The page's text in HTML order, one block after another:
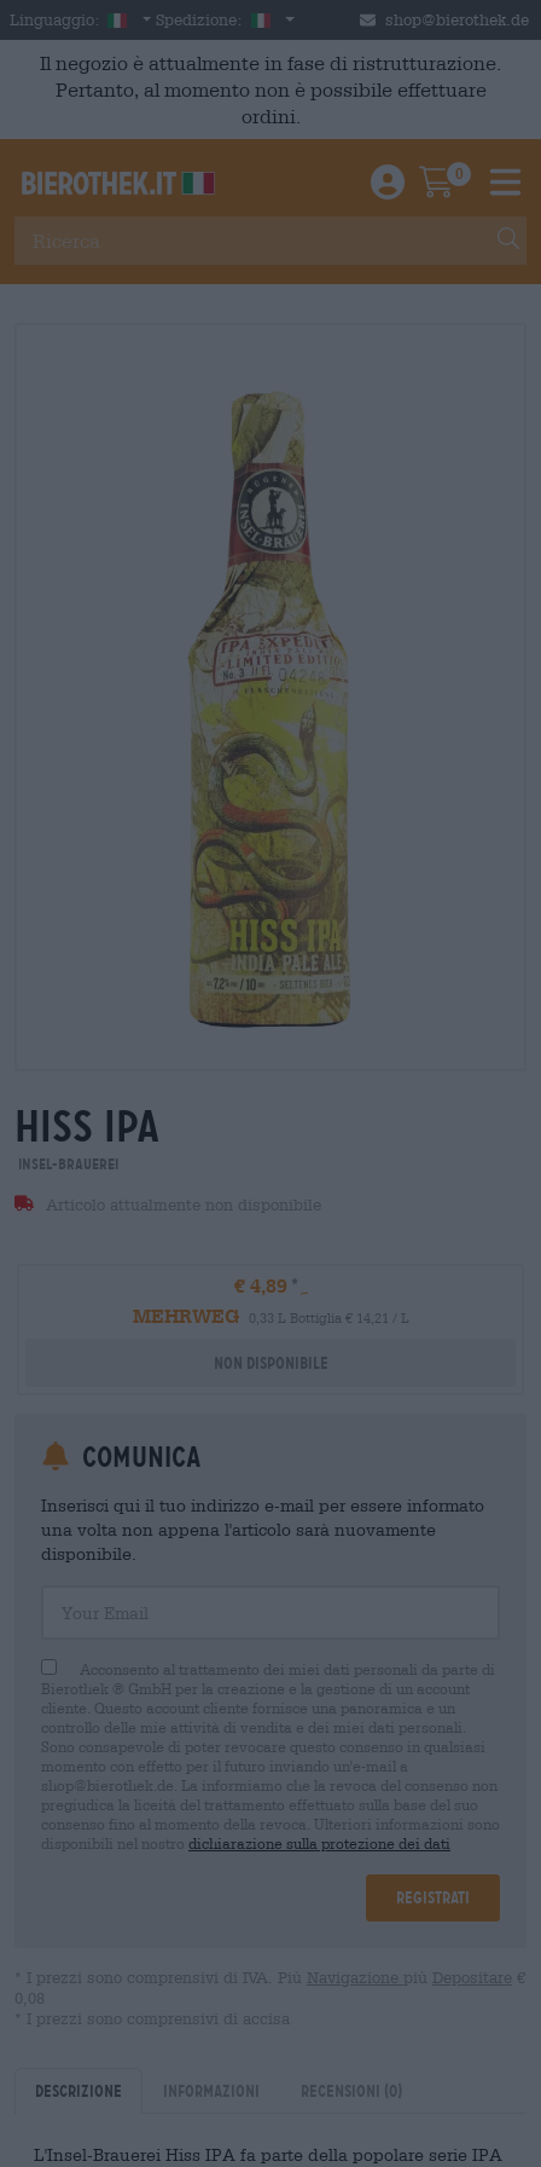
Skip to main content
Linguaggio: Italian
Spedizione: Italia shop@bierothek.de
Il negozio è attualmente in fase di ristrutturazione.
Pertanto, al momento non è possibile effettuare
ordini.
Einloggen /
0
hiss ipa
Insel-Brauerei
Articolo attualmente non disponibile
€ 4,89
MEHRWEG
0,33 L Bottiglia € 14,21 / L
Non disponibile
Comunica
Inserisci qui il tuo indirizzo e-mail per essere informato
una volta non appena l'articolo sarà nuovamente
disponibile.
Acconsento al trattamento dei miei dati personali da parte di
Bierothek ® GmbH per la creazione e la gestione di un account
cliente. Questo account cliente fornisce una panoramica e un
controllo delle mie attività di vendita e dei miei dati personali.
Sono consapevole di poter revocare questo consenso in qualsiasi
momento con effetto per il futuro inviando un'e-mail a
shop@bierothek.de. La informiamo che la revoca del consenso non
pregiudica la liceità del trattamento effettuato sulla base del suo
consenso fino al momento della revoca. Ulteriori informazioni sono
disponibili nel nostro dichiarazione sulla protezione dei dati
Registrati
* I prezzi sono comprensivi di IVA. Più Navigazione più Depositare €
0,08
* I prezzi sono comprensivi di accisa
Descrizione Informazioni Recensioni (0)
L'Insel-Brauerei Hiss IPA fa parte della popolare serie IPA